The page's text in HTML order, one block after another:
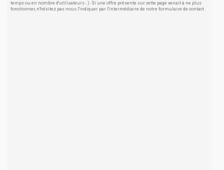
temps ou en nombre d'utilisateurs...). Si une offre présente sur cette page venait à ne plus
fonctionner, n'hésitez pas nous l'indiquer par l'intermédiaire de notre formulaire de contact.